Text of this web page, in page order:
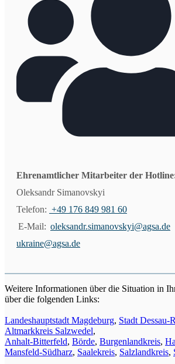
Ehrenamtlicher Mitarbeiter der
Oleksandr Simanovskyi
Telefon: +49 176 849 981 60
E-Mail: oleksandr.simanovskyi@agsa.de
ukraine@agsa.de
Weitere Informationen über die Situation in
über die folgenden Links:
Landeshauptstadt Magdeburg, Stadt Dessau-
Altmarkkreis Salzwedel,
Anhalt-Bitterfeld, Börde, Burgenlandkreis,
Mansfeld-Südharz, Saalekreis, Salzlandkreis,